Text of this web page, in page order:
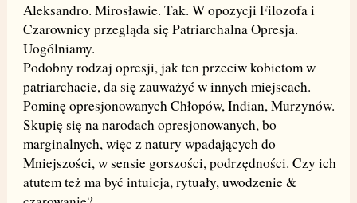
Aleksandro. Mirosławie. Tak. W opozycji Filozofa i
Czarownicy przegląda się Patriarchalna Opresja.
Uogólniamy.
Podobny rodzaj opresji, jak ten przeciw kobietom w
patriarchacie, da się zauważyć w innych miejscach.
Pominę opresjonowanych Chłopów, Indian, Murzynów.
Skupię się na narodach opresjonowanych, bo
marginalnych, więc z natury wpadających do
Mniejszości, w sensie gorszości, podrzędności. Czy ich
atutem też ma być intuicja, rytuały, uwodzenie &